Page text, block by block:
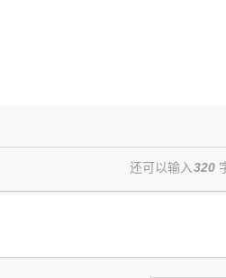
还可以输入320